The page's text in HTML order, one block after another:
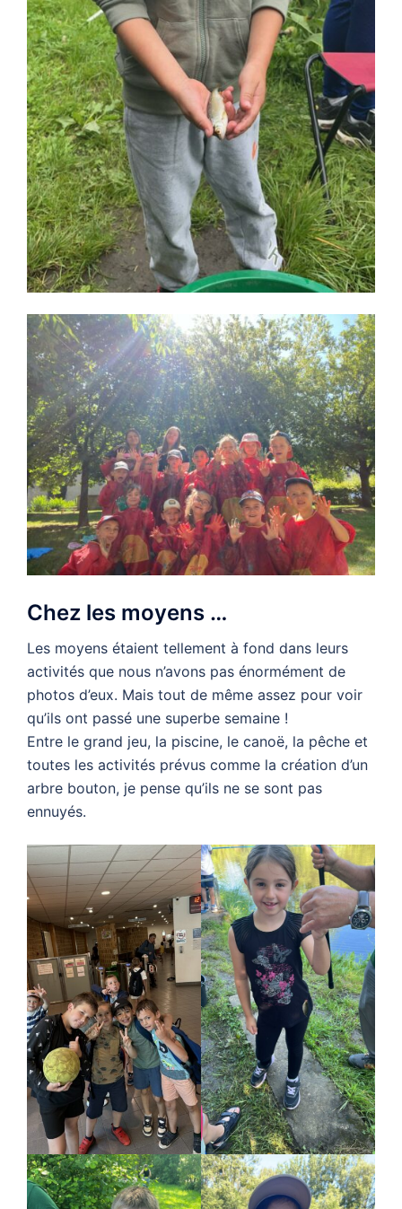
Chez les moyens …
Les moyens étaient tellement à fond dans leurs
activités que nous n’avons pas énormément de
photos d’eux. Mais tout de même assez pour voir
qu’ils ont passé une superbe semaine !
Entre le grand jeu, la piscine, le canoë, la pêche et
toutes les activités prévus comme la création d’un
arbre bouton, je pense qu’ils ne se sont pas
ennuyés.